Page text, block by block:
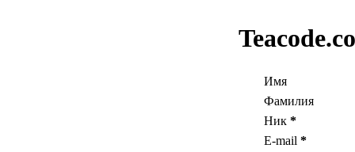
Имя
Фамилия
Ник *
E-mail *